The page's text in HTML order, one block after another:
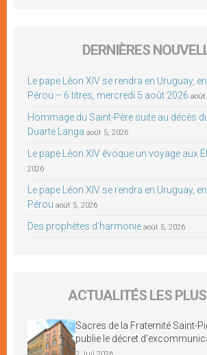
DERNIÈRES
Le pape Léon XIV se rendra en Uruguay,
Pérou – 6 titres, mercredi 5 août 2026 août
Hommage du Saint-Père suite au décès
Duarte Langa août 5, 2026
Le pape Léon XIV évoque un voyage aux
2026
Le pape Léon XIV se rendra en Uruguay,
Pérou août 5, 2026
Des prophètes d’harmonie août 5, 2026
ACTUALITÉS LES
Sacres de la Fraternité Saint-
publie le décret